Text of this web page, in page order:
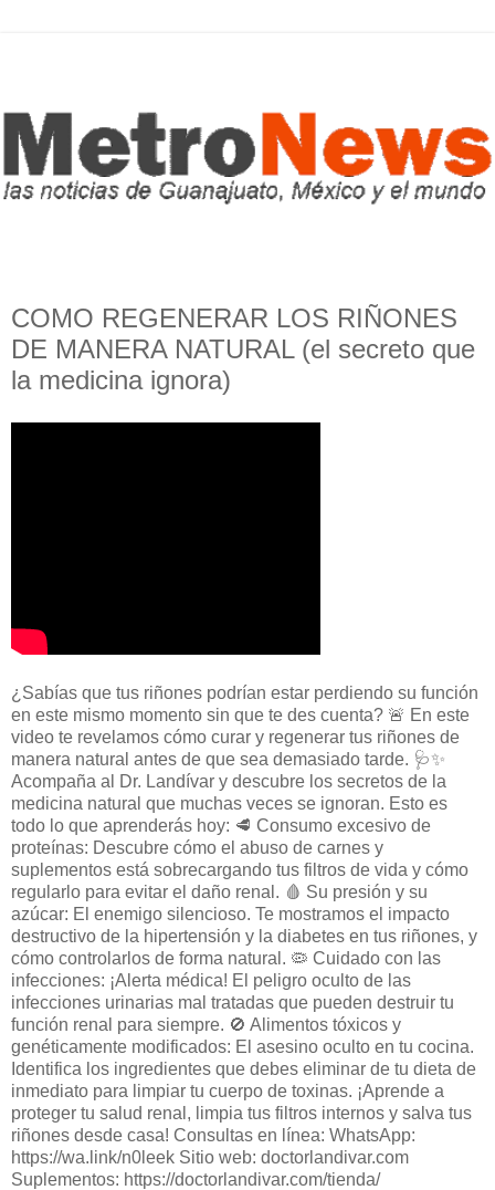
COMO REGENERAR LOS RIÑONES
DE MANERA NATURAL (el secreto que
la medicina ignora)
¿Sabías que tus riñones podrían estar perdiendo su función
en este mismo momento sin que te des cuenta? 🚨 En este
video te revelamos cómo curar y regenerar tus riñones de
manera natural antes de que sea demasiado tarde. 🩺✨
Acompaña al Dr. Landívar y descubre los secretos de la
medicina natural que muchas veces se ignoran. Esto es
todo lo que aprenderás hoy: 🥩 Consumo excesivo de
proteínas: Descubre cómo el abuso de carnes y
suplementos está sobrecargando tus filtros de vida y cómo
regularlo para evitar el daño renal. 🩸 Su presión y su
azúcar: El enemigo silencioso. Te mostramos el impacto
destructivo de la hipertensión y la diabetes en tus riñones, y
cómo controlarlos de forma natural. 🦠 Cuidado con las
infecciones: ¡Alerta médica! El peligro oculto de las
infecciones urinarias mal tratadas que pueden destruir tu
función renal para siempre. 🚫 Alimentos tóxicos y
genéticamente modificados: El asesino oculto en tu cocina.
Identifica los ingredientes que debes eliminar de tu dieta de
inmediato para limpiar tu cuerpo de toxinas. ¡Aprende a
proteger tu salud renal, limpia tus filtros internos y salva tus
riñones desde casa! Consultas en línea: WhatsApp:
https://wa.link/n0leek Sitio web: doctorlandivar.com
Suplementos: https://doctorlandivar.com/tienda/